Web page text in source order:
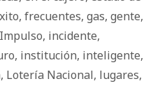
, frecuentes, gas, gente,
Impulso, incidente,
, institución, inteligente,
, Lotería Nacional, lugares,